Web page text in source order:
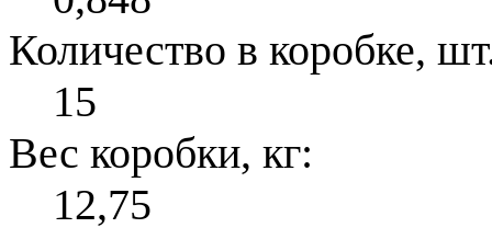
Количество в коробке,
15
Вес коробки, кг:
12,75